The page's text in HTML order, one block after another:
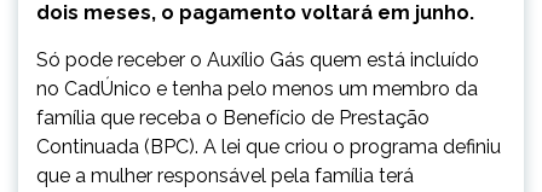
dois meses, o pagamento voltará em junho.
Só pode receber o Auxílio Gás quem está incluído
no CadÚnico e tenha pelo menos um membro da
família que receba o Benefício de Prestação
Continuada (BPC). A lei que criou o programa definiu
que a mulher responsável pela família terá